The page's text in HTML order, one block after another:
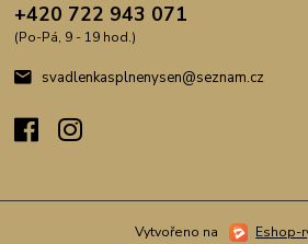
+420 722 943 071
(Po-Pá, 9 - 19 hod.)
svadlenkasplnenysen@seznam.cz
Vytvořeno na Eshop-